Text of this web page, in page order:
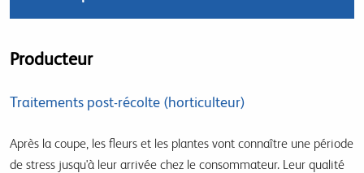
Producteur
Traitements post-récolte (horticulteur)
Après la coupe, les fleurs et les plantes vont connaître une période
de stress jusqu'à leur arrivée chez le consommateur. Leur qualité